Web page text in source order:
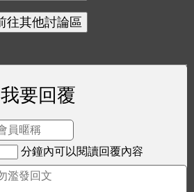
我要回覆
分鐘內可以閱讀回覆內容